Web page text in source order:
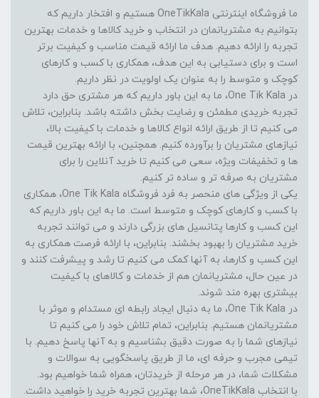
ما فروشگاه اینترنتی OneTikKala هستیم و افتخار داریم که
بتوانیم به مشتریانمان در انتخاب و خرید کالاها و خدمات بهترین
تجربه را ارائه دهیم. هدف ما ارائه قیمت مناسب و کیفیت برتر
است و برای دستیابی به این هدف، همکاری با کسب و کارهای
کوچک و متوسط را به عنوان یک اولویت در نظر داریم.
در One Tik Kala، ما به این باور داریم که هر مشتری حق دارد
تجربه خریدی مطمئن و رضایت بخش داشته باشد. بنابراین، تلاش
می کنیم تا از طریق ارائه انواع کالاها و خدمات با کیفیت بالا،
نیازهای مشتریان را برآورده کنیم. همچنین، با ارائه بهترین قیمت
ها و تخفیفات ویژه، سعی می کنیم تا خرید آنلاین را برای
مشتریان به صرفه تر و ساده تر کنیم.
یکی از ویژگی های منحصر به فرد فروشگاه One Tik Kala، همکاری
با کسب و کارهای کوچک و متوسط است. ما به این باور داریم که
این کسب و کارها پتانسیل های بزرگی دارند و می توانند تجربه
خرید مشتریان را بهبود بخشند. بنابراین، با ارائه فرصت همکاری به
این کسب و کارها، به آنها کمک می کنیم تا رشد و پیشرفت کنند و
در عین حال، مشتریانمان هم از خدمات و کالاهای با کیفیت
بیشتری بهره مند شوند.
در One Tik Kala، ما به دنبال ایجاد رابطه ای مستدام و موثر با
مشتریانمان هستیم. بنابراین، تمام تلاش خود را می کنیم تا
نیازهای شما را به صورت دقیق بشناسیم و به آنها پاسخ دهیم. با
تیمی مجرب و حرفه ای، ما از طریق پاسخگویی به سوالات و
مشکلات شما، در هر مرحله از خریدتان، همراه شما خواهیم بود.
با انتخاب OneTikKala، شما بهترین تجربه خرید را خواهید داشت.